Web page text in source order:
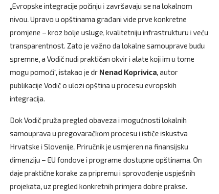
„Evropske integracije počinju i završavaju se na lokalnom
nivou. Upravo u opštinama građani vide prve konkretne
promjene – kroz bolje usluge, kvalitetniju infrastrukturu i veću
transparentnost. Zato je važno da lokalne samouprave budu
spremne, a Vodič nudi praktičan okvir i alate koji im u tome
mogu pomoći“, istakao je dr Nenad Koprivica, autor
publikacije Vodič o ulozi opština u procesu evropskih
integracija.
Dok Vodič pruža pregled obaveza i mogućnosti lokalnih
samouprava u pregovaračkom procesu i ističe iskustva
Hrvatske i Slovenije, Priručnik je usmjeren na finansijsku
dimenziju – EU fondove i programe dostupne opštinama. On
daje praktične korake za pripremu i sprovođenje uspješnih
projekata, uz pregled konkretnih primjera dobre prakse.